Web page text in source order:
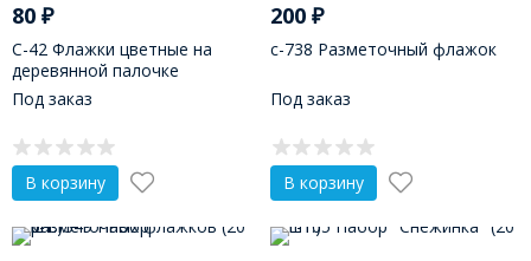
80 ₽
С-42 Флажки цветные на
деревянной палочке
Под заказ
В корзину
200₽
с-738 Разметочный флажок
Под заказ
В корзину